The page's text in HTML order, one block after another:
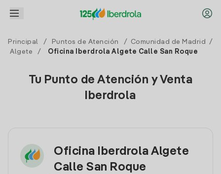
Principal / Puntos de Atención / Comunidad de Madrid
/
Algete
/ Oficina Iberdrola Algete Calle San Roque
Tu Punto de Atención y Venta
Iberdrola
Oficina Iberdrola Algete
Calle San Roque